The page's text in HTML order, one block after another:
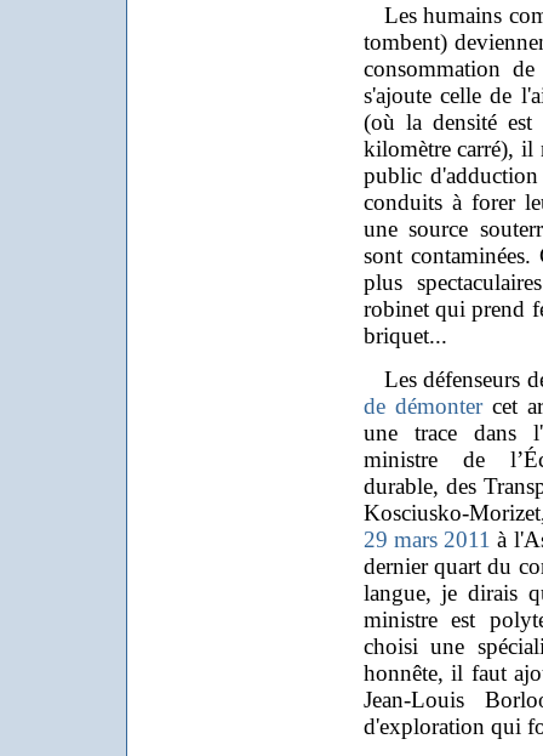
Les humains
tombent)
consommation
s'ajoute celle de
(où la densité est
kilomètre carré), il
public
conduits à forer
une source
sont contaminées.
plus
robinet qui prend
briquet...
Les défenseurs
de démontercet
une trace dans
ministre de
durable, des
Kosciusko-
29 mars 2011 à
dernier quart du
langue, je dirais
ministre est
choisi une
honnête, il faut
Jean-Louis
d'exploration qui